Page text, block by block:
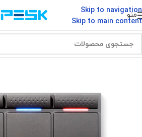
Skip to navigation
Skip to main content
منو